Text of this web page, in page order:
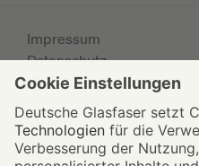
Impressum
Datenschutz
AGB
© 2026 Deutsche